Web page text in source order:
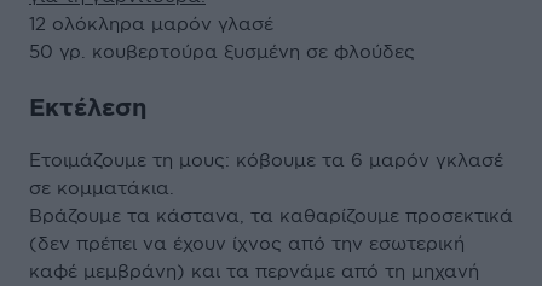
12 ολόκληρα μαρόν γλασέ
50 γρ. κουβερτούρα ξυσμένη σε φλούδες
Εκτέλεση
Ετοιμάζουμε τη μους: κόβουμε τα 6 μαρόν γκλασέ
σε κομματάκια.
Βράζουμε τα κάστανα, τα καθαρίζουμε προσεκτικά
(δεν πρέπει να έχουν ίχνος από την εσωτερική
καφέ μεμβράνη) και τα περνάμε από τη μηχανή